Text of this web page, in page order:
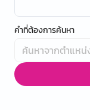
คำที่ต้องการค้นหา